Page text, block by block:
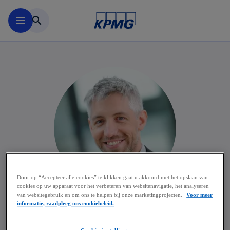
menu search
Door op “Accepteer alle cookies” te klikken gaat u akkoord met het opslaan van
cookies op uw apparaat voor het verbeteren van websitenavigatie, het analyseren
van websitegebruik en om ons te helpen bij onze marketingprojecten.
Voor meer
informatie, raadpleeg ons cookiebeleid.